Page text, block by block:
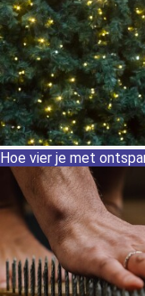
Hoe vier je met